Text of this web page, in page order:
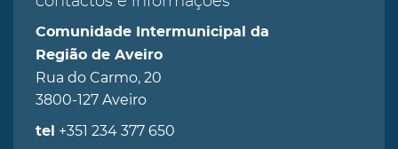
Comunidade Intermunicipal da
Região de Aveiro
Rua do Carmo, 20
3800-127 Aveiro
tel +351 234 377 650